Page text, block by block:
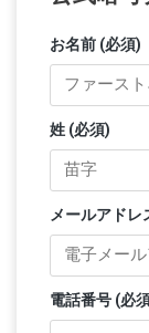
お名前 (必須)
姓 (必須)
メールアドレ
電話番号 (必